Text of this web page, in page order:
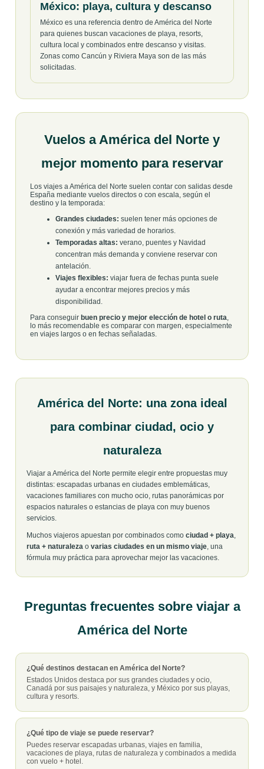
México: playa, cultura y descanso
México es una referencia dentro de América del Norte
para quienes buscan vacaciones de playa, resorts,
cultura local y combinados entre descanso y visitas.
Zonas como Cancún y Riviera Maya son de las más
solicitadas.
Vuelos a América del Norte y
mejor momento para reservar
Los viajes a América del Norte suelen contar con salidas desde
España mediante vuelos directos o con escala, según el
destino y la temporada:
Grandes ciudades: suelen tener más opciones de
conexión y más variedad de horarios.
Temporadas altas: verano, puentes y Navidad
concentran más demanda y conviene reservar con
antelación.
Viajes flexibles: viajar fuera de fechas punta suele
ayudar a encontrar mejores precios y más
disponibilidad.
Para conseguir buen precio y mejor elección de hotel o ruta,
lo más recomendable es comparar con margen, especialmente
en viajes largos o en fechas señaladas.
América del Norte: una zona ideal
para combinar ciudad, ocio y
naturaleza
Viajar a América del Norte permite elegir entre propuestas muy
distintas: escapadas urbanas en ciudades emblemáticas,
vacaciones familiares con mucho ocio, rutas panorámicas por
espacios naturales o estancias de playa con muy buenos
servicios.
Muchos viajeros apuestan por combinados como ciudad + playa,
ruta + naturaleza o varias ciudades en un mismo viaje, una
fórmula muy práctica para aprovechar mejor las vacaciones.
Preguntas frecuentes sobre viajar a
América del Norte
¿Qué destinos destacan en América del Norte?
Estados Unidos destaca por sus grandes ciudades y ocio,
Canadá por sus paisajes y naturaleza, y México por sus playas,
cultura y resorts.
¿Qué tipo de viaje se puede reservar?
Puedes reservar escapadas urbanas, viajes en familia,
vacaciones de playa, rutas de naturaleza y combinados a medida
con vuelo + hotel.